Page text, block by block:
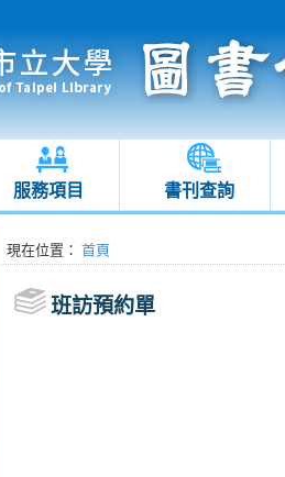
服務項目 書刊查詢
:::現在位置 ： 首頁
班訪預約單